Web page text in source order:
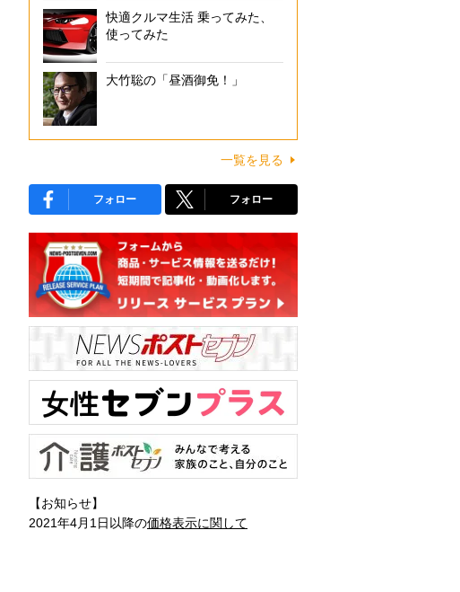
快適クルマ生活 乗ってみた、
使ってみた
大竹聡の「昼酒御免！」
一覧を見る
フォロー フォロー
【お知らせ】
2021年4月1日以降の価格表示に関して